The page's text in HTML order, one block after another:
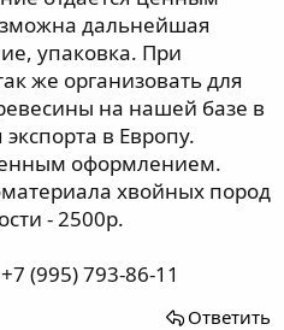
дальнейшая
упаковка. При
же организовать для
на нашей базе в
в Европу.
оформлением.
хвойных пород
- 2500р.
(995) 793-86-11
Ответить